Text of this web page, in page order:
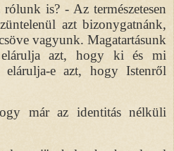
is? - Az természetesen
azt bizonygatnánk,
vagyunk. Magatartásunk
azt, hogy ki és mi
elárulja-e azt, hogy Istenről
már az identitás nélküli